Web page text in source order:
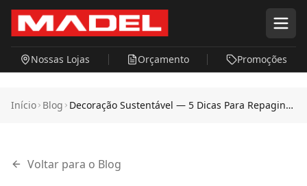
Pular para o conteúdo principal
Nossas Lojas Orçamento Promoções
Início Blog Decoração Sustentável — 5 Dicas Para Repaginar
Voltar para o Blog